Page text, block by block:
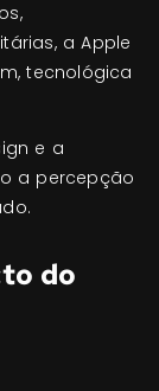
a Apple
tecnológica
e a
a percepção
do